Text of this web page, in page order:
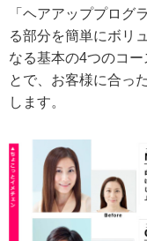
「ヘアアッププログ
る部分を簡単にボリ
なる基本の4つのコ
とで、お客様に合っ
します。